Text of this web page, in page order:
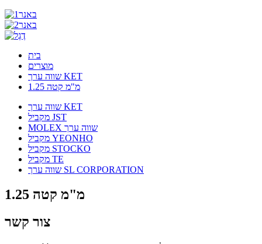
בית
מוצרים
שווה ערך KET
1.25 מ"מ קטה
שווה ערך KET
מקביל JST
MOLEX שווה ערך
מקביל YEONHO
מקביל STOCKO
מקביל TE
שווה ערך SL CORPORATION
1.25 מ"מ קטה
צור קשר